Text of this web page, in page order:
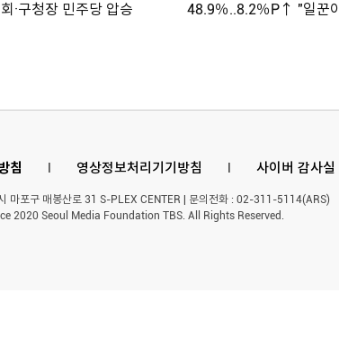
회·구청장 민주당 압승
48.9％..8.2％P↑ "일꾼이
침 l 영상정보처리기기방침 l 사이버 감사실
마포구 매봉산로 31 S-PLEX CENTER | 문의전화 : 02-311-5114(ARS)
2020 Seoul Media Foundation TBS. All Rights Reserved.